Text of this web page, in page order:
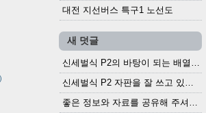
대전 지선버스 특구1 노선도
새 덧글